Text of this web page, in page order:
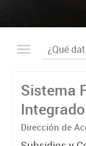
Sistema
Dirección de
Pública y